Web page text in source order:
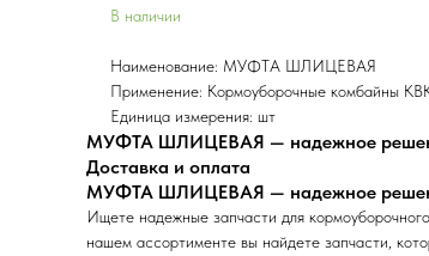
В наличии
Наименование: МУФТА ШЛИЦЕВАЯ
Применение: Кормоуборочные комбайны
Единица измерения: шт
МУФТА ШЛИЦЕВАЯ — надежное
Доставка и оплата
МУФТА ШЛИЦЕВАЯ — надежное
Ищете надежные запчасти для
нашем ассортименте вы найдете запчасти,